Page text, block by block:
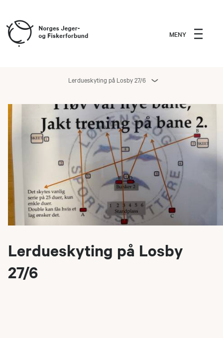
MENY
Lerdueskyting på Losby 27/6
Lerdueskyting på Losby
27/6